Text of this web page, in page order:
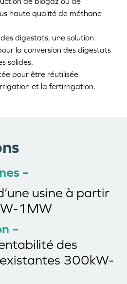
haute qualité de méthane
digestats, une solution
la conversion des digestats
solides.
pour être réutilisée
et la fertirrigation.
–
usine à partir
1MW
–
des
300kW-